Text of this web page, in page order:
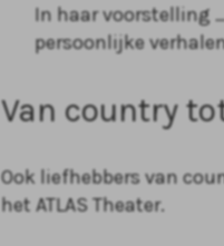
In haar voorstelling
persoonlijke
Van country
Ook liefhebbers van
het ATLAS Theater.